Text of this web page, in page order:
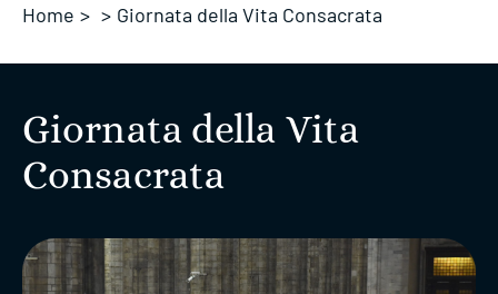
Home > > Giornata della Vita Consacrata
Giornata della Vita
Consacrata